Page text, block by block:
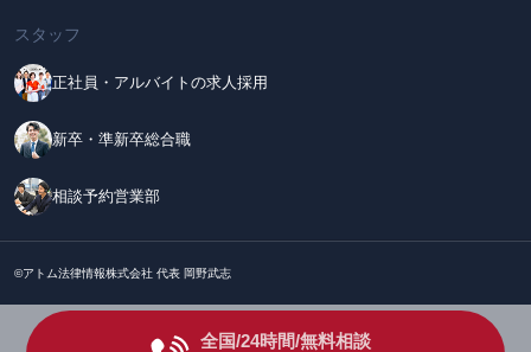
スタッフ
正社員・アルバイトの求人採用
新卒・準新卒総合職
相談予約営業部
©アトム法律情報株式会社 代表 岡野武志
全国/24時間/無料相談